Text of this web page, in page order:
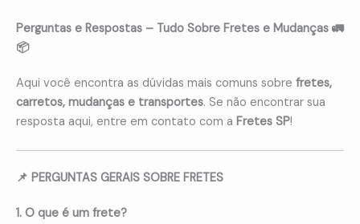
Perguntas e Respostas – Tudo Sobre Fretes e Mudanças 🚛
📦
Aqui você encontra as dúvidas mais comuns sobre fretes,
carretos, mudanças e transportes. Se não encontrar sua
resposta aqui, entre em contato com a Fretes SP!
📌 PERGUNTAS GERAIS SOBRE FRETES
1. O que é um frete?